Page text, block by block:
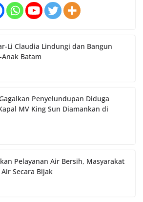
Li Claudia Lindungi dan Bangun
Batam
Penyelundupan Diduga
MV King Sun Diamankan di
Pelayanan Air Bersih, Masyarakat
Secara Bijak